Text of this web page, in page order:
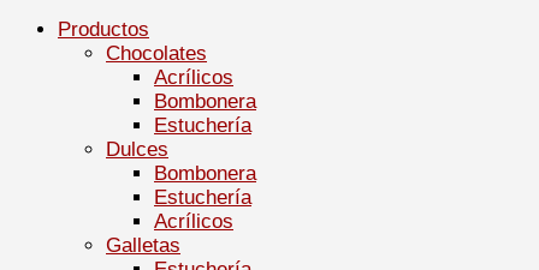
Productos
Chocolates
Acrílicos
Bombonera
Estuchería
Dulces
Bombonera
Estuchería
Acrílicos
Galletas